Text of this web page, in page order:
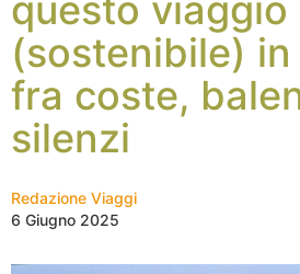
questo viaggio
(sostenibile)
fra coste,
silenzi
Redazione Viaggi
6 Giugno 2025